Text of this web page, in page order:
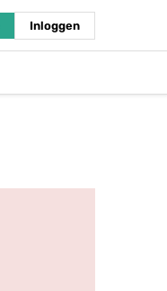
Inloggen